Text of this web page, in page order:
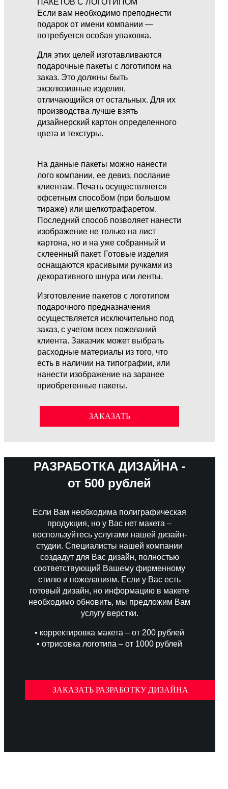
Если вам необходимо преподнести
подарок от имени компании —
потребуется особая упаковка.
Для этих целей изготавливаются
подарочные пакеты с логотипом на
заказ. Это должны быть
эксклюзивные изделия,
отличающийся от остальных. Для их
производства лучше взять
дизайнерский картон определенного
цвета и текстуры.
На данные пакеты можно нанести
лого компании, ее девиз, послание
клиентам. Печать осуществляется
офсетным способом (при большом
тираже) или шелкотрафаретом.
Последний способ позволяет нанести
изображение не только на лист
картона, но и на уже собранный и
склеенный пакет. Готовые изделия
оснащаются красивыми ручками из
декоративного шнура или ленты.
Изготовление пакетов с логотипом
подарочного предназначения
осуществляется исключительно под
заказ, с учетом всех пожеланий
клиента. Заказчик может выбрать
расходные материалы из того, что
есть в наличии на типографии, или
нанести изображение на заранее
приобретенные пакеты.
ЗАКАЗАТЬ
РАЗРАБОТКА ДИЗАЙНА -
от 500 рублей
Если Вам необходима полиграфическая
продукция, но у Вас нет макета –
воспользуйтесь услугами нашей дизайн-
студии. Специалисты нашей компании
создадут для Вас дизайн, полностью
соответствующий Вашему фирменному
стилю и пожеланиям. Если у Вас есть
готовый дизайн, но информацию в макете
необходимо обновить, мы предложим Вам
услугу верстки.
• корректировка макета – от 200 рублей
• отрисовка логотипа – от 1000 рублей
ЗАКАЗАТЬ РАЗРАБОТКУ ДИЗАЙНА